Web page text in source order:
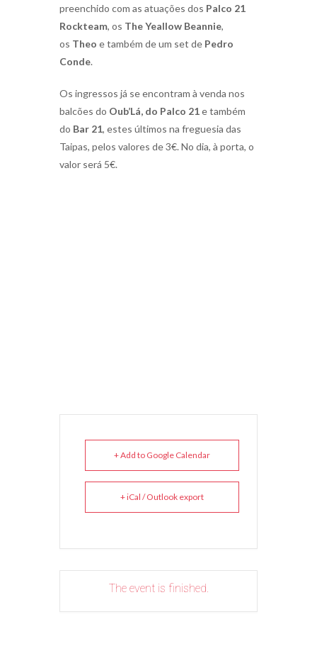
preenchido com as atuações dos Palco 21
Rockteam, os The Yeallow Beannie,
os Theo e também de um set de Pedro
Conde.
Os ingressos já se encontram à venda nos
balcões do Oub’Lá, do Palco 21e também
do Bar 21, estes últimos na freguesia das
Taipas, pelos valores de 3€. No dia, à porta, o
valor será 5€.
+ Add to Google Calendar
+ iCal / Outlook export
The event is finished.